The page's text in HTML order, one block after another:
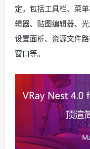
定，包括工具栏、菜
辑器、贴图编辑器、
设置面析、资源文件
窗口等。